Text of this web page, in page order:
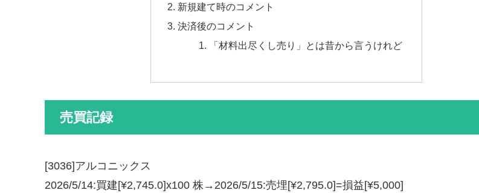
新規建て時のコメント
決済後のコメント
「材料出尽くし売り」とは昔から言うけれど
売買記録
[3036]アルコニックス
2026/5/14:買建[¥2,745.0]x100 株→2026/5/15:売埋[¥2,795.0]=損益[¥5,000]